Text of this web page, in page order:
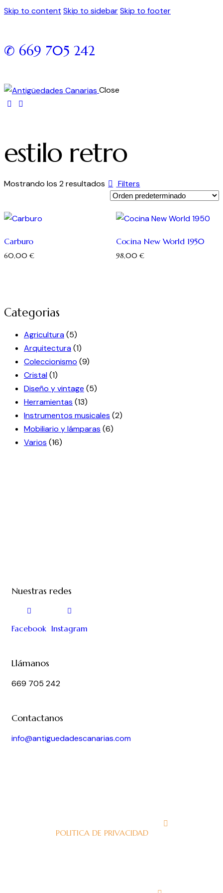
Skip to content Skip to sidebarSkip to footer
✆ 669 705 242
Close
estilo retro
Mostrando los 2 resultados Filters
Carburo
60,00 €
Cocina New World 1950
98,00 €
Categorias
Agricultura(5)
Arquitectura(1)
Coleccionismo (9)
Cristal(1)
Diseño y vintage (5)
Herramientas (13)
Instrumentos musicales (2)
Mobiliario y lámparas (6)
Varios (16)
Nuestras redes
Facebook Instagram
Llámanos
669 705 242
Contactanos
info@antiguedadescanarias.com
POLITICA DE PRIVACIDAD